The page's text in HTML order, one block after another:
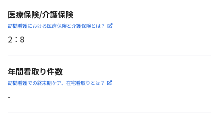
医療保険/介護保険
訪問看護における医療保険と介護保険とは？
2 ： 8
年間看取り件数
訪問看護での終末期ケア、 在宅看取りとは？
-